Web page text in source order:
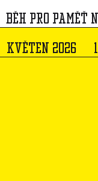
BĚH PRO PAMĚŤ
KVĚTEN 2026